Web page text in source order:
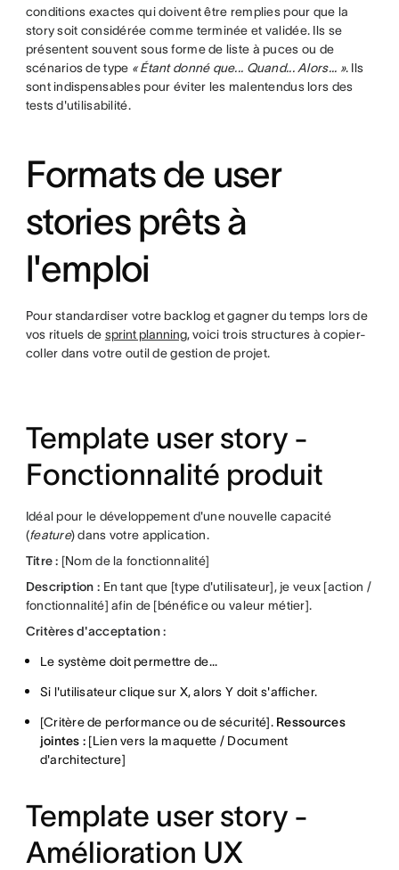
conditions exactes qui doivent être remplies pour que la
story soit considérée comme terminée et validée. Ils se
présentent souvent sous forme de liste à puces ou de
scénarios de type « Étant donné que... Quand... Alors... ». Ils
sont indispensables pour éviter les malentendus lors des
tests d'utilisabilité.
Formats de user
stories prêts à
l'emploi
Pour standardiser votre backlog et gagner du temps lors de
vos rituels de sprint planning,voici trois structures à copier-
coller dans votre outil de gestion de projet.
Template user story -
Fonctionnalité produit
Idéal pour le développement d'une nouvelle capacité
(feature) dans votre application.
Titre : [Nom de la fonctionnalité]
Description : En tant que [type d'utilisateur], je veux [action /
fonctionnalité] afin de [bénéfice ou valeur métier].
Critères d'acceptation :
Le système doit permettre de...
Si l'utilisateur clique sur X, alors Y doit s'afficher.
[Critère de performance ou de sécurité]. Ressources
jointes : [Lien vers la maquette / Document
d'architecture]
Template user story -
Amélioration UX